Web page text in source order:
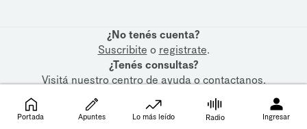
¿No tenés cuenta?
Suscribite o registrate.
¿Tenés consultas?
Visitá nuestrocentro de ayudaocontactanos.
Portada Apuntes Lo más leído Radio Ingresar